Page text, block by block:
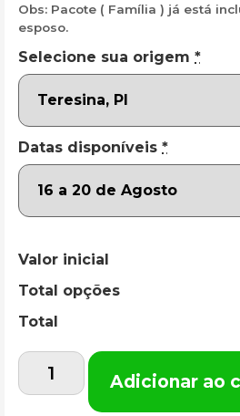
Obs: Pacote ( Família ) já está
esposo.
Selecione sua origem *
Datas disponíveis *
Valor inicial
Total opções
Total
Adicionar ao